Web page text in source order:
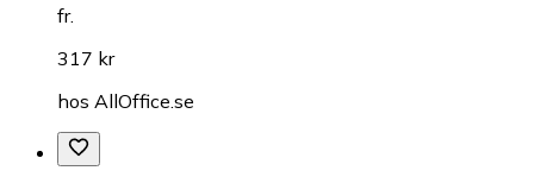
fr.
317 kr
hos AllOffice.se